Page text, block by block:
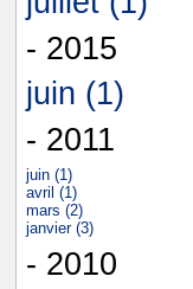
- 2015
juin (1)
- 2011
juin (1)
avril (1)
mars (2)
janvier (3)
- 2010